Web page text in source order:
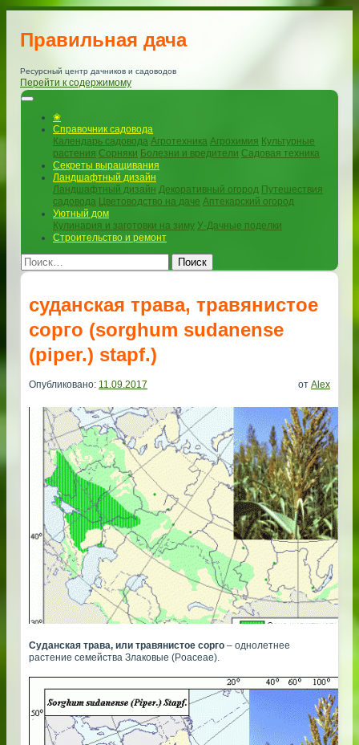
Правильная дача
Ресурсный центр дачников и садоводов
Перейти к содержимому
❀
Справочник садовода
Календарь садовода Агротехника Агрохимия Культурные
растения Сорняки Болезни и вредители Садовая техника
Секреты выращивания
Ландшафтный дизайн
Ландшафтный дизайн Декоративный огород Путешествия
садовода Цветоводство на даче Аптекарский огород
Уютный дом
Кулинария и заготовки на зиму У-Дачные поделки
Строительство и ремонт
Поиск
суданская трава, травянистое
сорго (sorghum sudanense
(piper.) stapf.)
Опубликовано: 11.09.2017 от Alex
Суданская трава, или травянистое сорго – однолетнее
растение семейства Злаковые (Poaceae).